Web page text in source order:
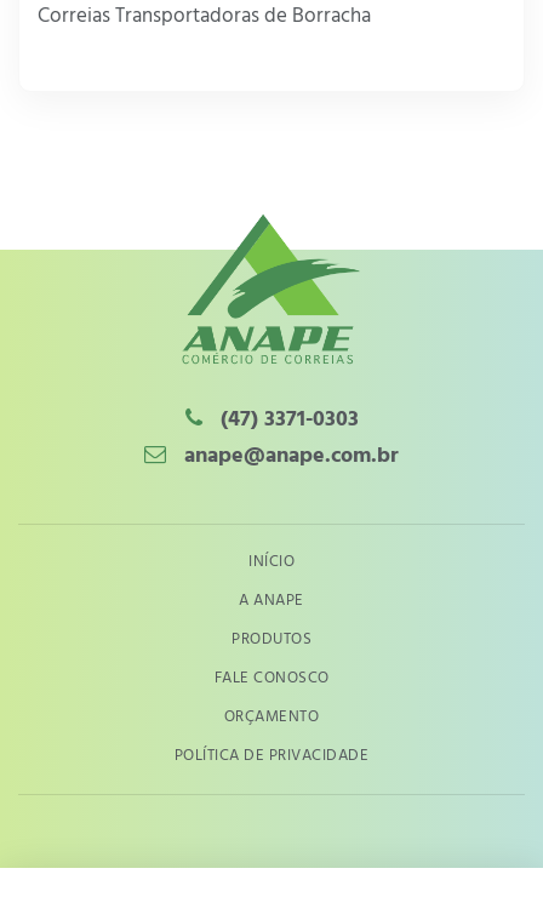
Correias Transportadoras de Borracha
(47) 3371-0303
anape@anape.com.br
INÍCIO
A ANAPE
PRODUTOS
FALE CONOSCO
ORÇAMENTO
POLÍTICA DE PRIVACIDADE